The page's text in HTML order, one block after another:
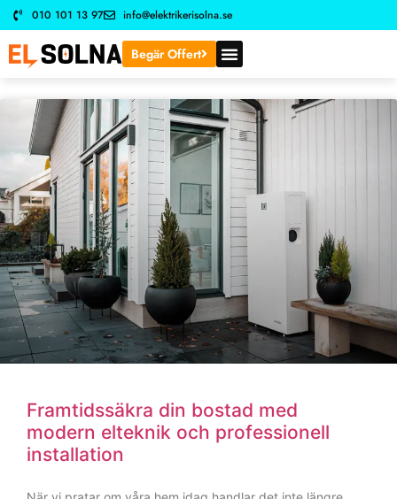
Begär Offert
expert elektriker i Solna
Ett plötsligt strömavbrott eller en doft av bränd plast från
elcentralen kan skapa snabb panik i vardagen. I en
modern
LÄS MER